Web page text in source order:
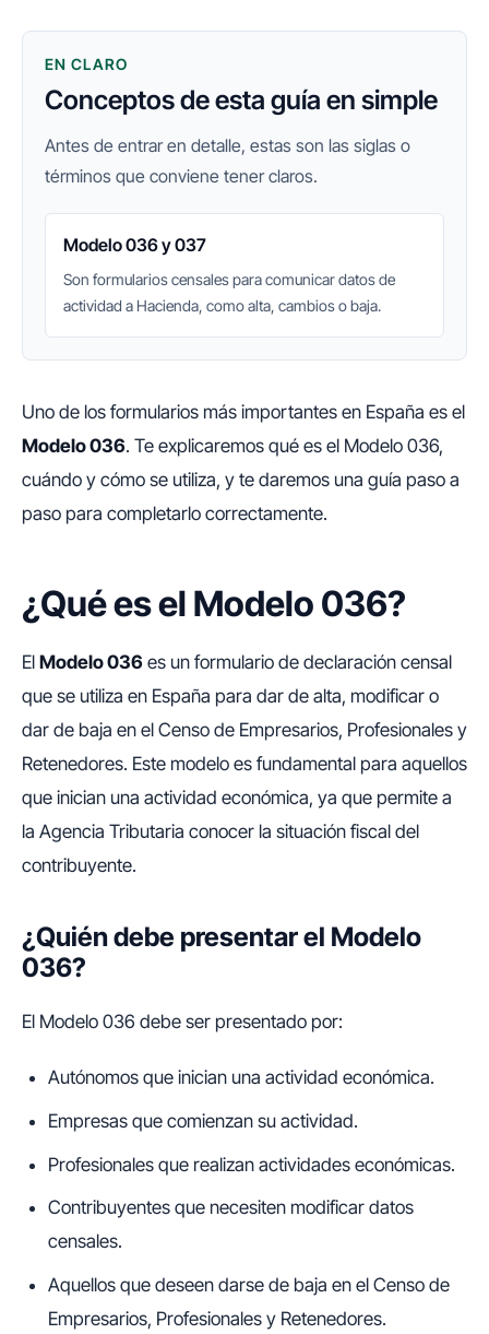
EN CLARO
Conceptos de esta guía en simple
Antes de entrar en detalle, estas son las siglas o
términos que conviene tener claros.
Modelo 036 y 037
Son formularios censales para comunicar datos de
actividad a Hacienda, como alta, cambios o baja.
Uno de los formularios más importantes en España es el
Modelo 036. Te explicaremos qué es el Modelo 036,
cuándo y cómo se utiliza, y te daremos una guía paso a
paso para completarlo correctamente.
¿Qué es el Modelo 036?
El Modelo 036 es un formulario de declaración censal
que se utiliza en España para dar de alta, modificar o
dar de baja en el Censo de Empresarios, Profesionales y
Retenedores. Este modelo es fundamental para aquellos
que inician una actividad económica, ya que permite a
la Agencia Tributaria conocer la situación fiscal del
contribuyente.
¿Quién debe presentar el Modelo
036?
El Modelo 036 debe ser presentado por:
Autónomos que inician una actividad económica.
Empresas que comienzan su actividad.
Profesionales que realizan actividades económicas.
Contribuyentes que necesiten modificar datos
censales.
Aquellos que deseen darse de baja en el Censo de
Empresarios, Profesionales y Retenedores.